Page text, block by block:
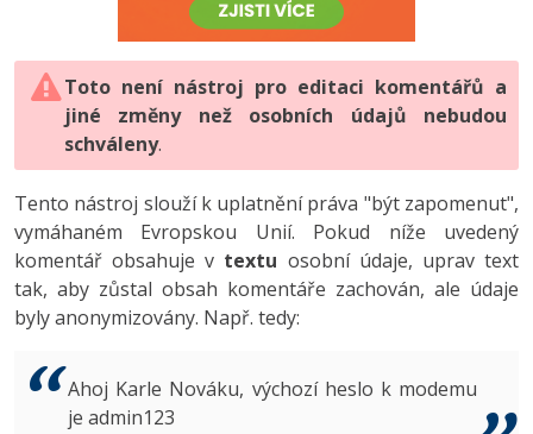
HTML5, CSS3, Bootstrap, SEO
SQL a databáze
Testování a verzování
UML a návrhové vzory
React
Spring
ASP.NET MVC
PHP
JavaScript
Python
HTML / CSS
UML a návrhové vzory
MySQL/MariaDB
MS-SQL
Vývojář mobilních aplikací
C# Game developer
Tester
Systémový administrátor
3D grafik
-80%
JavaScript -80%
PHP -80%
Swift -80%
Kotlin -80%
VB.NET
Digitální gramotnost
Marketing
WordPress
SEO
UX
Business
Copywriting
Photoshop -80%
Adobe Illustrator -80%
Adobe Lightroom
Adobe XD
Adobe InDesign -25%
Adobe After Effects
Inkscape
Toto není nástroj pro editaci komentářů a
jiné změny než osobních údajů nebudou
schváleny.
Tento nástroj slouží k uplatnění práva "být zapomenut",
vymáhaném Evropskou Unií. Pokud níže uvedený
komentář obsahuje v textu osobní údaje, uprav text
tak, aby zůstal obsah komentáře zachován, ale údaje
byly anonymizovány. Např. tedy:
Ahoj Karle Nováku, výchozí heslo k modemu
je admin123